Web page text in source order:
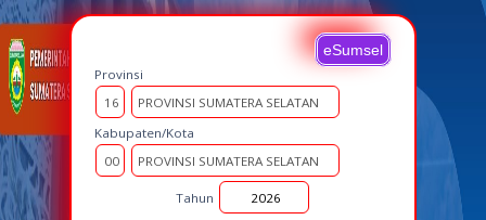
eSumsel
Provinsi
Kabupaten/Kota
Tahun